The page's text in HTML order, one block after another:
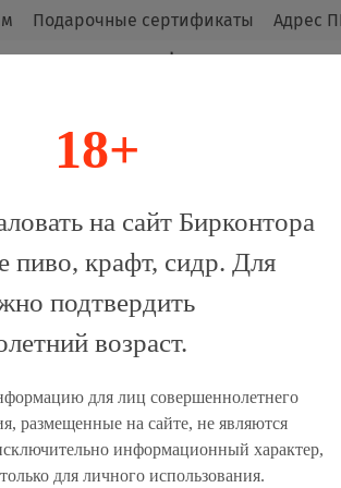
Подарочные сертификаты
Адрес
продукты от официальных
деревянной
товаре, шт:
18+
на сайт Бирконтора
пиво, крафт, сидр. Для
подтвердить
возраст.
для лиц совершеннолетнего
размещенные на сайте, не являются
информационный характер,
для личного использования.